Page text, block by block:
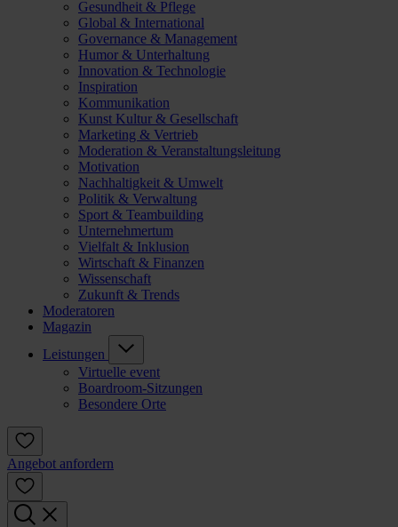
Gesundheit & Pflege
Global & International
Governance & Management
Humor & Unterhaltung
Innovation & Technologie
Inspiration
Kommunikation
Kunst Kultur & Gesellschaft
Marketing & Vertrieb
Moderation & Veranstaltungsleitung
Motivation
Nachhaltigkeit & Umwelt
Politik & Verwaltung
Sport & Teambuilding
Unternehmertum
Vielfalt & Inklusion
Wirtschaft & Finanzen
Wissenschaft
Zukunft & Trends
Moderatoren
Magazin
Leistungen
Virtuelle event
Boardroom-Sitzungen
Besondere Orte
Angebot anfordern